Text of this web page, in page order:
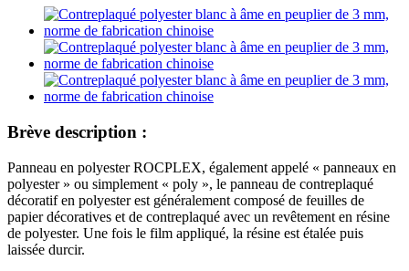
Brève description :
Panneau en polyester ROCPLEX, également appelé « panneaux en
polyester » ou simplement « poly », le panneau de contreplaqué
décoratif en polyester est généralement composé de feuilles de
papier décoratives et de contreplaqué avec un revêtement en résine
de polyester. Une fois le film appliqué, la résine est étalée puis
laissée durcir.